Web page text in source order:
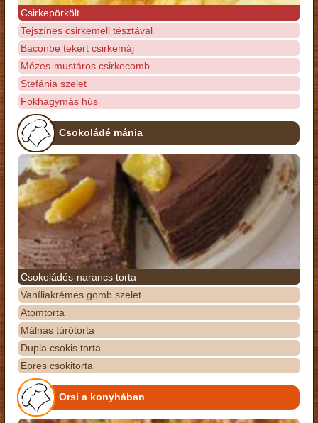
Csirkepörkölt
Tejszínes csirkemell tésztával
Baconbe tekert csirkemáj
Mézes-mustáros csirkecomb
Stefánia szelet
Fokhagymás hús
Csokoládé mánia
Csokoládés-narancs torta
Vaníliakrémes gomb szelet
Atomtorta
Málnás túrótorta
Dupla csokis torta
Epres csokitorta
Orsi a konyhában